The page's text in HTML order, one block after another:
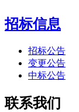
招标信息
招标公告
变更公告
中标公告
联系我们